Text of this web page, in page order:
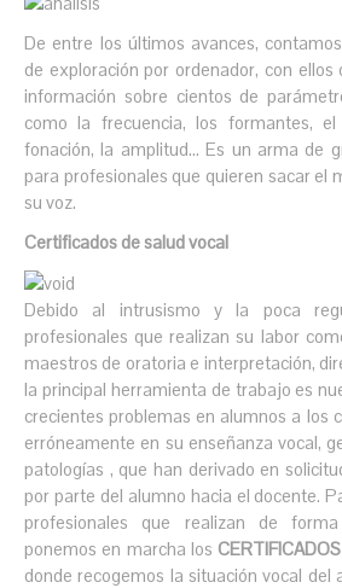
De entre los últimos avances,
de exploración por ordenador, con
información sobre cientos de
como la frecuencia, los formantes,
fonación, la amplitud… Es un arma de
para profesionales que quieren sacar el
su voz.
Certificados de salud vocal
Debido al intrusismo y la poca
profesionales que realizan su labor
maestros de oratoria e interpretación,
la principal herramienta de trabajo es
crecientes problemas en alumnos a los
erróneamente en su enseñanza vocal,
patologías , que han derivado en
por parte del alumno hacia el docente.
profesionales que realizan de
ponemos en marcha los
donde recogemos la situación vocal del